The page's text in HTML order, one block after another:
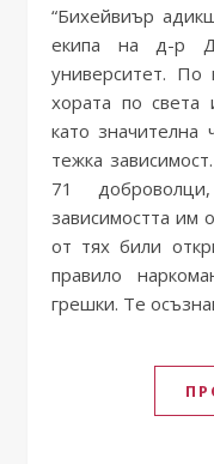
“Бихейвиър
екипа на д-р
университет.
хората по света
като значителна
тежка
71
зависимостта им
от тях били
правило
грешки. Те